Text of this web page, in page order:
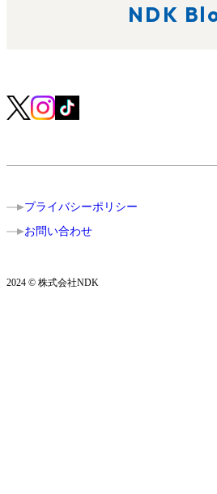
NDK
プライバシーポリシー
お問い合わせ
2024 © 株式会社NDK